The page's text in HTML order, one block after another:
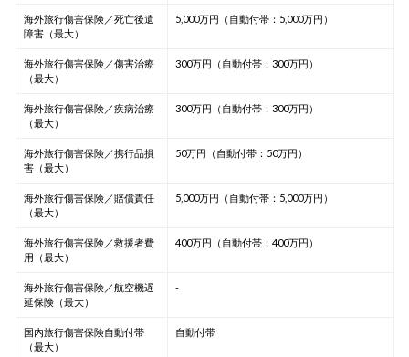
海外旅行傷害保険／死亡後遺
障害（最大）
5,000万円（自動付帯：5,000万円）
海外旅行傷害保険／傷害治療
（最大）
300万円（自動付帯：300万円）
海外旅行傷害保険／疾病治療
（最大）
300万円（自動付帯：300万円）
海外旅行傷害保険／携行品損
害（最大）
50万円（自動付帯：50万円）
海外旅行傷害保険／賠償責任
（最大）
5,000万円（自動付帯：5,000万円）
海外旅行傷害保険／救援者費
用（最大）
400万円（自動付帯：400万円）
海外旅行傷害保険／航空機遅
延保険（最大）
-
国内旅行傷害保険自動付帯
（最大）
自動付帯